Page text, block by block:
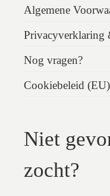
Algemene
Privacyverklaring
Nog vragen?
Cookiebeleid (EU)
Niet
zocht?